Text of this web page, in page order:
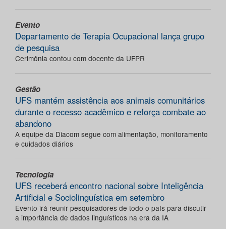
Evento
Departamento de Terapia Ocupacional lança grupo
de pesquisa
Cerimônia contou com docente da UFPR
Gestão
UFS mantém assistência aos animais comunitários
durante o recesso acadêmico e reforça combate ao
abandono
A equipe da Diacom segue com alimentação, monitoramento
e cuidados diários
Tecnologia
UFS receberá encontro nacional sobre Inteligência
Artificial e Sociolinguística em setembro
Evento irá reunir pesquisadores de todo o país para discutir
a importância de dados linguísticos na era da IA